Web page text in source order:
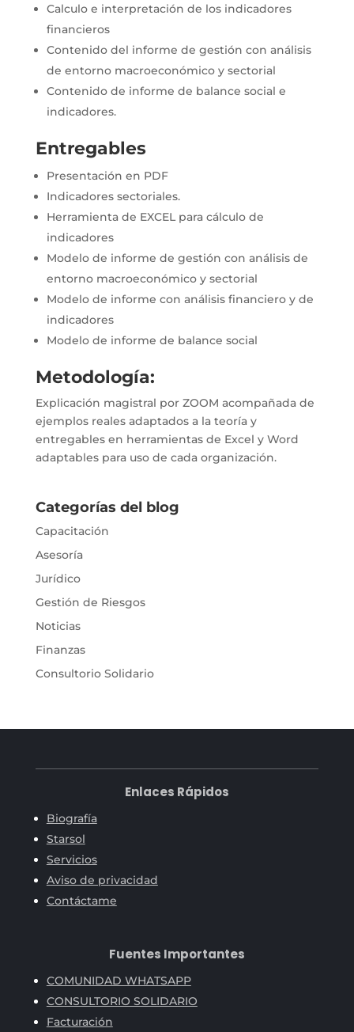
Calculo e interpretación de los indicadores
financieros
Contenido del informe de gestión con análisis
de entorno macroeconómico y sectorial
Contenido de informe de balance social e
indicadores.
Entregables
Presentación en PDF
Indicadores sectoriales.
Herramienta de EXCEL para cálculo de
indicadores
Modelo de informe de gestión con análisis de
entorno macroeconómico y sectorial
Modelo de informe con análisis financiero y de
indicadores
Modelo de informe de balance social
Metodología:
Explicación magistral por ZOOM acompañada de
ejemplos reales adaptados a la teoría y
entregables en herramientas de Excel y Word
adaptables para uso de cada organización.
Categorías del blog
Capacitación
Asesoría
Jurídico
Gestión de Riesgos
Noticias
Finanzas
Consultorio Solidario
Enlaces Rápidos
Biografía
Starsol
Servicios
Aviso de privacidad
Contáctame
Fuentes Importantes
COMUNIDAD WHATSAPP
CONSULTORIO SOLIDARIO
Facturación